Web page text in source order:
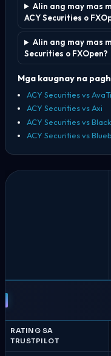
Alin ang may mas
ACY Securities o
Alin ang may mas
Securities o FXOpen?
Mga kaugnay na
ACY Securities vs
ACY Securities vs Axi
ACY Securities vs
ACY Securities vs
Securities
FXOpen
RATING SA
TRUSTPILOT